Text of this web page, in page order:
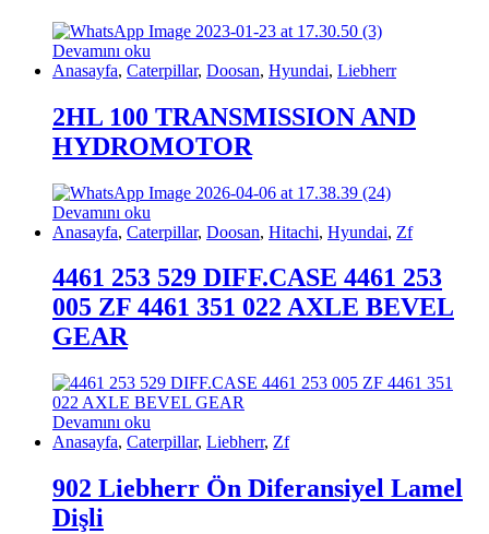
Devamını oku
Anasayfa, Caterpillar, Doosan, Hyundai, Liebherr
2HL 100 TRANSMISSION AND
HYDROMOTOR
Devamını oku
Anasayfa, Caterpillar, Doosan, Hitachi, Hyundai, Zf
4461 253 529 DIFF.CASE 4461 253
005 ZF 4461 351 022 AXLE BEVEL
GEAR
Devamını oku
Anasayfa, Caterpillar, Liebherr, Zf
902 Liebherr Ön Diferansiyel Lamel
Dişli